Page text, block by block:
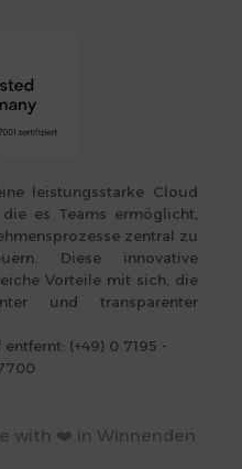
leistungsstarke Cloud
es Teams ermöglicht,
zentral zu
Diese innovative
Vorteile mit sich, die
und transparenter
(+49) 0 7195 -
with ❤️ in Winnenden